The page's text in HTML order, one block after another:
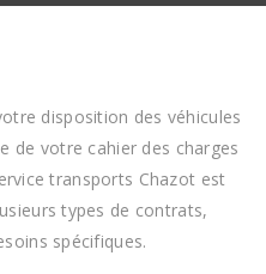
disposition des véhicules
de votre cahier des charges
transports Chazot est
types de contrats,
spécifiques.